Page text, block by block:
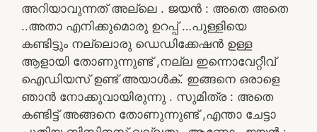
അറിയാവുന്നത് അല്ലെ . ജയൻ : അതെ അതെ
..അതാ എനിക്കുമൊരു ഉറപ്പ് …പുള്ളിയെ
കണ്ടിട്ടും നല്ലൊരു ഡെഡിക്കേഷൻ ഉള്ള
ആളായി തോണുന്നുണ്ട് ,നല്ല ഇന്നൊവേറ്റീവ്
ഐഡിയസ് ഉണ്ട് അയാൾക്. ഇങ്ങനെ ഒരാളെ
ഞാൻ നോക്കുവായിരുന്നു . സുമിത്ര : അതെ
കണ്ടിട്ട് അങ്ങനെ തോണുന്നുണ്ട് ,എന്താ ചേട്ടാ